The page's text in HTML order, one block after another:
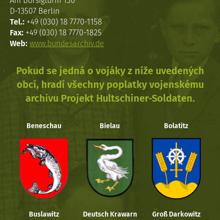
D-13507 Berlin
Tel.: +49 (030) 18 7770-1158
Fax: +49 (030) 18 7770-1825
Web: www.bundesarchiv.de
Pokud se jedná o vojáky z níže uvedených
obcí, hradí všechny poplatky vojenskému
archivu Projekt Hultschiner-Soldaten.
Beneschau Bielau Bolatitz
Buslawitz Deutsch Krawarn Groß Darkowitz